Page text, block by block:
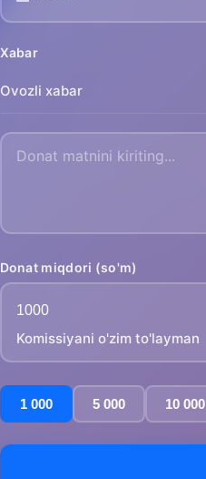
Xabar
Ovozli xabar
Donat miqdori (so'm)
Komissiyani o'zim to'layman
1 000
5 000 10 000